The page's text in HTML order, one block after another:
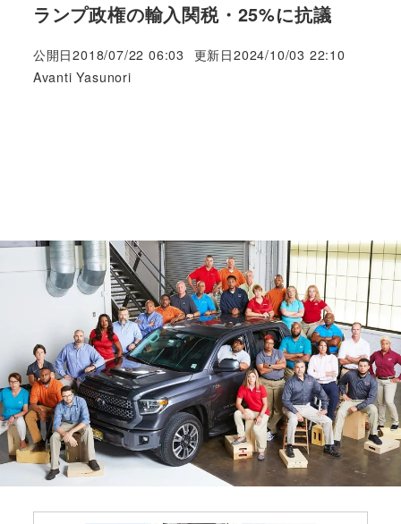
ランプ政権の輸入関税・25%に抗議
公開日2018/07/22 06:03 更新日2024/10/03 22:10
著
Avanti Yasunori